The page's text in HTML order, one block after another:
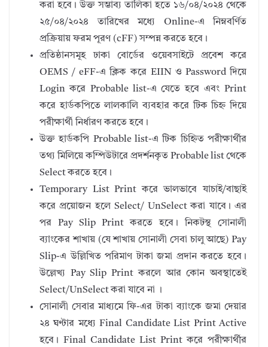
করা হবে। উক্ত সম্ভাব্য তালিকা হতে ১৬/০৪/২০২৪ থেকে
২৫/০৪/২০২৪ তারিখের মধ্যে Online-এ নিম্নবর্ণিত
প্রক্রিয়ায় ফরম পূরণ (cFF) সম্পন্ন করতে হবে।
প্রতিষ্ঠানসমূহ ঢাকা বোর্ডের ওয়েবসাইটে প্রবেশ করে
OEMS / eFF-এ ক্লিক করে EIIN ও Password দিয়ে
Login করে Probable list-এ যেতে হবে এবং Print
করে হার্ডকপিতে লালকালি ব্যবহার করে টিক চিহ্ন দিয়ে
পরীক্ষার্থী নির্ধারণ করতে হবে।
উক্ত হার্ডকপি Probable list-এ টিক চিহ্নিত পরীক্ষার্থীর
তথ্য মিলিয়ে কম্পিউটারে প্রদর্শনকৃত Probable list থেকে
Select করতে হবে।
Temporary List Print করে ভালভাবে যাচাই/বাছাই
করে প্রয়োজন হলে Select/ UnSelect করা যাবে। এর
পর Pay Slip Print করতে হবে। নিকটস্থ সোনালী
ব্যাংকের শাখায় (যে শাখায় সোনালী সেবা চালু আছে) Pay
Slip-এ উল্লিখিত পরিমাণ টাকা জমা প্রদান করতে হবে।
উল্লেখ্য Pay Slip Print করলে আর কোন অবস্থাতেই
Select/UnSelect করা যাবে না ।
সোনালী সেবার মাধ্যমে ফি-এর টাকা ব্যাংকে জমা দেয়ার
২৪ ঘণ্টার মধ্যে Final Candidate List Print Active
হবে। Final Candidate List Print করে পরীক্ষার্থীর